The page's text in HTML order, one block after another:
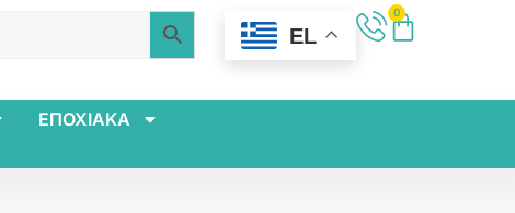
EL
0
ΕΠΟΧΙΑΚΑ